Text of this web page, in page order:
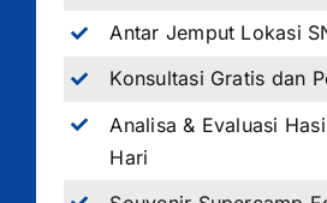
Antar Jemput Lokasi
Konsultasi Gratis dan
Analisa & Evaluasi
Hari